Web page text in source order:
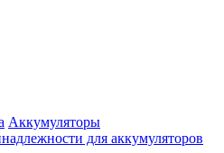
Аккумуляторы
для аккумуляторов